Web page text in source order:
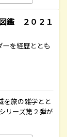
鑑 ２０２１
ーを経歴ととも
を旅の雑学とと
リーズ第２弾が